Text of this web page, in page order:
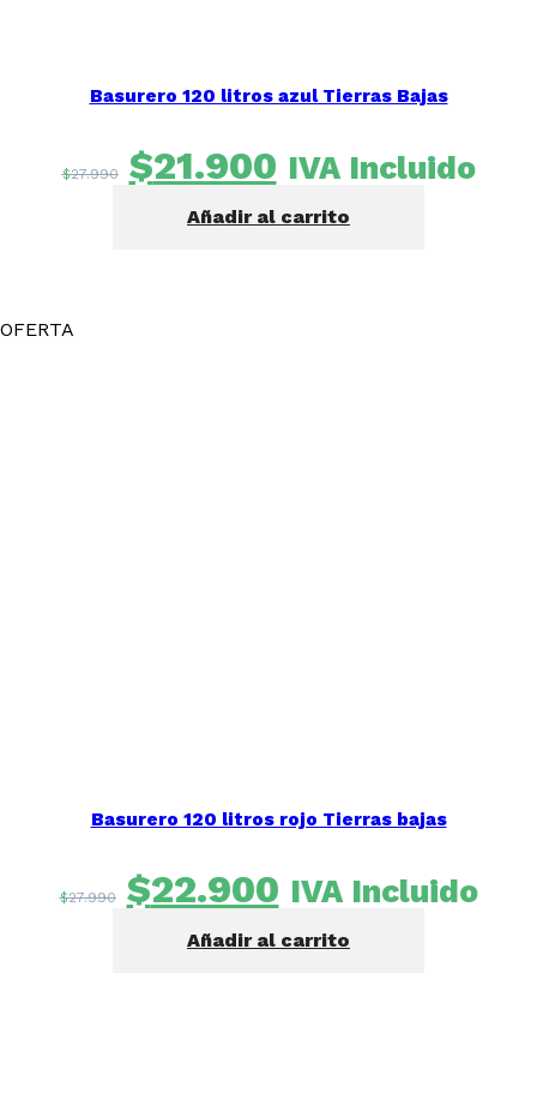
Basurero 120 litros azul Tierras Bajas
$27.990 El
precio
original
$21.900El
precio
actual
IVA Incluido
Añadir al carrito
OFERTA
Basurero 120 litros rojo Tierras bajas
$27.990 El
precio
original
$22.900El
precio
actual
IVA Incluido
Añadir al carrito